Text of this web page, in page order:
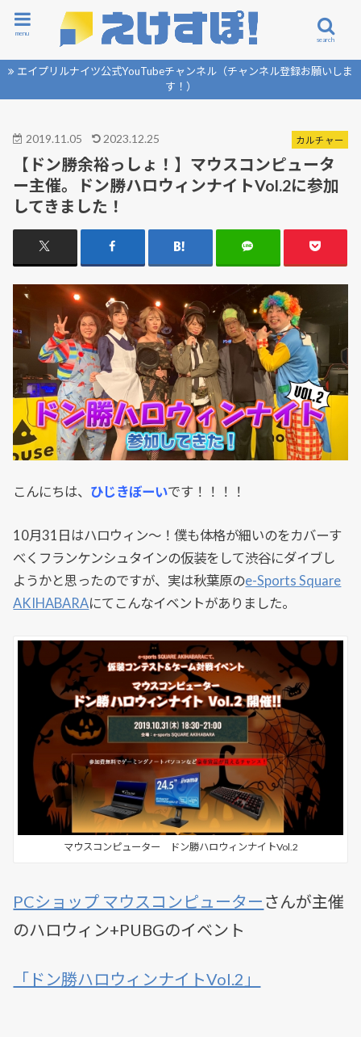
search
menu
エイプリルナイツ公式YouTubeチャンネル（チャンネル登録お願いしま
す！）
カルチャー
2019.11.05 2023.12.25
【ドン勝余裕っしょ！】マウスコンピュータ
ー主催。ドン勝ハロウィンナイトVol.2に参加
してきました！
こんにちは、 ひじきぼーいです！！！！
10月31日はハロウィン～！僕も体格が細いのをカバーす
べくフランケンシュタインの仮装をして渋谷にダイブし
ようかと思ったのですが、実は秋葉原のe-Sports Square
AKIHABARAにてこんなイベントがありました。
マウスコンピューター ドン勝ハロウィンナイトVol.2
PCショップ マウスコンピューター さんが主催
のハロウィン+PUBGのイベント
「ドン勝ハロウィンナイトVol.2」